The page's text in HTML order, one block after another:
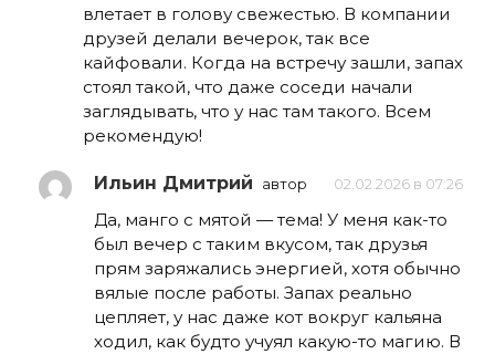
влетает в голову свежестью. В компании
друзей делали вечерок, так все
кайфовали. Когда на встречу зашли, запах
стоял такой, что даже соседи начали
заглядывать, что у нас там такого. Всем
рекомендую!
Ильин Дмитрий автор 02.02.2026 в 07:26
Да, манго с мятой — тема! У меня как-то
был вечер с таким вкусом, так друзья
прям заряжались энергией, хотя обычно
вялые после работы. Запах реально
цепляет, у нас даже кот вокруг кальяна
ходил, как будто учуял какую-то магию. В